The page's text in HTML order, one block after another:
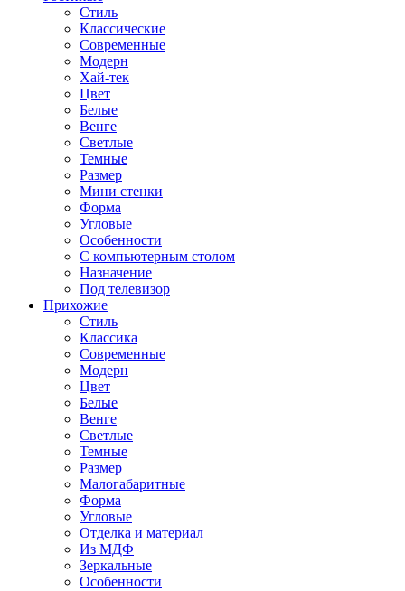
Стиль
Классические
Современные
Модерн
Хай-тек
Цвет
Белые
Венге
Светлые
Темные
Размер
Мини стенки
Форма
Угловые
Особенности
С компьютерным столом
Назначение
Под телевизор
Прихожие
Стиль
Классика
Современные
Модерн
Цвет
Белые
Венге
Светлые
Темные
Размер
Малогабаритные
Форма
Угловые
Отделка и материал
Из МДФ
Зеркальные
Особенности